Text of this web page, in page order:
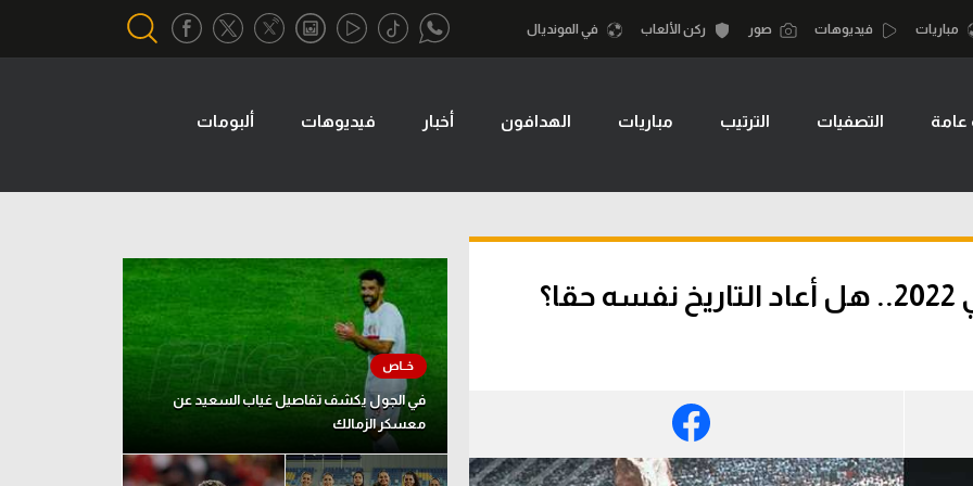
الكرة الإفريقية
الدوري الإنجليزي
الدوري الإسباني
كرة السلة الأمريكية
كرة سلة
كرة يد
رياضة نسائية
تحقيق في الجول
تقرير في الجول
تحليل في الجول
حكايات في الجول
كويز في الجول
فيديو في الجول
مباريات فيديوهات صور ركن الألعاب في المونديال
عامة التصفيات الترتيب مباريات الهدافون أخبار فيديوهات ألبومات
في الجول يكشف تفاصيل غياب السعيد عن
معسكر الزمالك